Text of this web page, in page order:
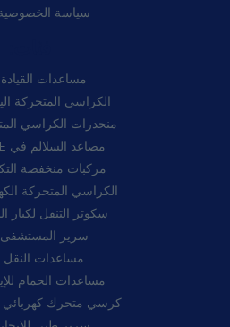
سياسة
مساعدات القيادة
الكراسي المتحركة
منحدرات الكراسي
مصاعد السلالم في UAE
مركبات منخفضة
الكراسي المتحركة
سكوتر التنقل لكبار
سرير المستشفى
مساعدات النقل
مساعدات الحمام
كرسي متحرك كهربائي